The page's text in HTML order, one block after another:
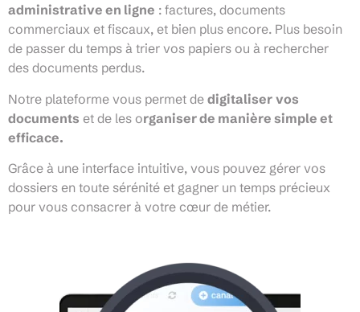
administrative en ligne : factures, documents
commerciaux et fiscaux, et bien plus encore. Plus besoin
de passer du temps à trier vos papiers ou à rechercher
des documents perdus.
Notre plateforme vous permet de digitaliser vos
documents et de les organiser de manière simple et
efficace.
Grâce à une interface intuitive, vous pouvez gérer vos
dossiers en toute sérénité et gagner un temps précieux
pour vous consacrer à votre cœur de métier.